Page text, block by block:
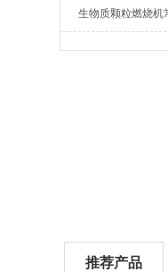
推荐产品